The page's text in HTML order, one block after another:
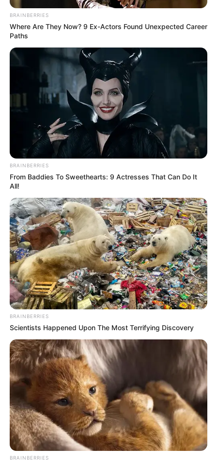
BRAINBERRIES
Where Are They Now? 9 Ex-Actors Found Unexpected Career
Paths
BRAINBERRIES
From Baddies To Sweethearts: 9 Actresses That Can Do It
All!
BRAINBERRIES
Scientists Happened Upon The Most Terrifying Discovery
BRAINBERRIES